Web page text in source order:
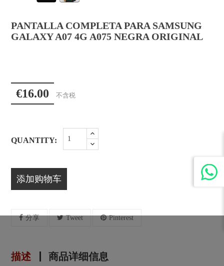
PANTALLA COMPLETA PARA SAMSUNG
GALAXY A07 4G A075 NEGRA ORIGINAL
€16.00 不含税
QUANTITY:
添加购物车
分享 Tweet Pinterest
描述 商品详细信息